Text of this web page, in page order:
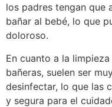
los padres tengan que
bañar al bebé, lo que
doloroso.
En cuanto a la
bañeras, suelen ser
desinfectar, lo que las
y segura para el